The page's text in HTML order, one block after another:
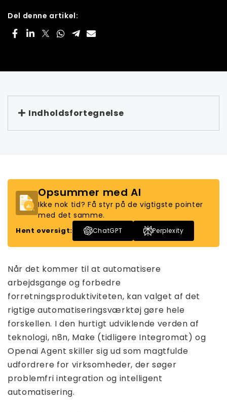
Del denne artikel:
Indholdsfortegnelse
Opsummer med AI
Ikke nok tid? Få styr på de vigtigste pointer
med det samme.
Hent oversigt: ChatGPT Perplexity
Når det kommer til at automatisere
arbejdsgange og forbedre
forretningsproduktiviteten, kan valget af det
rigtige automatiseringsværktøj gøre hele
forskellen. I den hurtigt udviklende verden af ​​
teknologi, n8n, Make (tidligere Integromat) og
Openai Agent skiller sig ud som magtfulde
udfordrere for virksomheder, der søger
problemfri integration og intelligent
automatisering.